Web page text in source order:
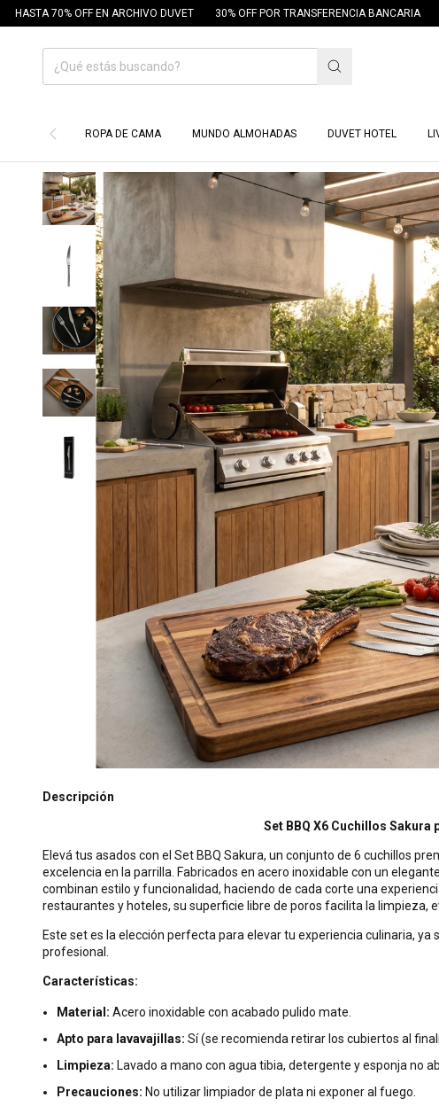
70% OFF EN ARCHIVO DUVET 30% OFF POR TRANSFERENCIA BANCARIA 18
ROPA DE CAMA MUNDO ALMOHADAS DUVET HOTEL
Descripción
Set BBQX6 Cuchillos Sakura
Elevá tus asados con el Set BBQ Sakura, un conjunto de 6 cuchillos
excelencia en la parrilla. Fabricados en acero inoxidable con un
combinan estilo y funcionalidad, haciendo de cada corte una
restaurantes y hoteles, su superficie libre de poros facilita la limpieza,
Este set es la elección perfecta para elevar tu experiencia culinaria, ya
profesional.
Características:
Material: Acero inoxidable con acabado pulido mate.
Apto para lavavajillas: Sí (se recomienda retirar los cubiertos al
Limpieza: Lavado a mano con agua tibia, detergente y esponja no
Precauciones: No utilizar limpiador de plata ni exponer al fuego.